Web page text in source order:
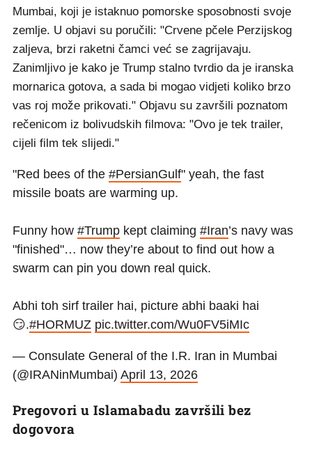
Mumbai, koji je istaknuo pomorske sposobnosti svoje
zemlje. U objavi su poručili: "Crvene pčele Perzijskog
zaljeva, brzi raketni čamci već se zagrijavaju.
Zanimljivo je kako je Trump stalno tvrdio da je iranska
mornarica gotova, a sada bi mogao vidjeti koliko brzo
vas roj može prikovati." Objavu su završili poznatom
rečenicom iz bolivudskih filmova: "Ovo je tek trailer,
cijeli film tek slijedi."
"Red bees of the #PersianGulf" yeah, the fast
missile boats are warming up.
Funny how #Trump kept claiming #Iran’s navy was
"finished"… now they’re about to find out how a
swarm can pin you down real quick.
Abhi toh sirf trailer hai, picture abhi baaki hai
😏.#HORMUZ pic.twitter.com/Wu0FV5iMIc
— Consulate General of the I.R. Iran in Mumbai
(@IRANinMumbai) April 13, 2026
Pregovori u Islamabadu završili bez
dogovora